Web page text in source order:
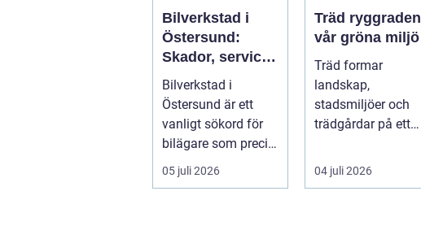
Bilverkstad i
Östersund:
Skador, service
och smarta val
för din bil
Bilverkstad i
Östersund är ett
vanligt sökord för
bilägare som precis
f&ari...
05 juli 2026
Träd ryggraden i
vår gröna miljö
Träd formar
landskap,
stadsmiljöer och
trädgårdar på ett
växter klarar. De ger
sku...
04 juli 2026